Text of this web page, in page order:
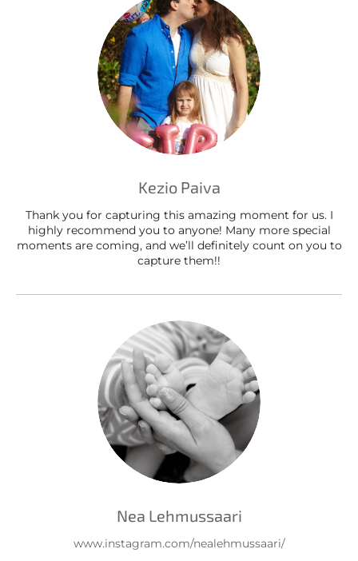
Kezio Paiva
Thank you for capturing this amazing moment for us. I
highly recommend you to anyone! Many more special
moments are coming, and we’ll definitely count on you to
capture them!!
Nea Lehmussaari
www.instagram.com/nealehmussaari/